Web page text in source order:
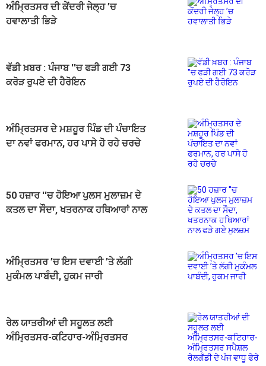
ਅੰਮ੍ਰਿਤਸਰ ਦੀ ਕੇਂਦਰੀ ਜੇਲ੍ਹ ’ਚ
ਹਵਾਲਾਤੀ ਭਿੜੇ
ਵੱਡੀ ਖ਼ਬਰ : ਪੰਜਾਬ ''ਚ ਫੜੀ ਗਈ 73
ਕਰੋੜ ਰੁਪਏ ਦੀ ਹੈਰੋਇਨ
ਅੰਮ੍ਰਿਤਸਰ ਦੇ ਮਸ਼ਹੂਰ ਪਿੰਡ ਦੀ ਪੰਚਾਇਤ
ਦਾ ਨਵਾਂ ਫਰਮਾਨ, ਹਰ ਪਾਸੇ ਹੋ ਰਹੇ ਚਰਚੇ
50 ਹਜ਼ਾਰ ''ਚ ਹੋਇਆ ਪੁਲਸ ਮੁਲਾਜ਼ਮ ਦੇ
ਕਤਲ ਦਾ ਸੌਦਾ, ਖਤਰਨਾਕ ਹਥਿਆਰਾਂ ਨਾਲ
ਅੰਮ੍ਰਿਤਸਰ ’ਚ ਇਸ ਦਵਾਈ ’ਤੇ ਲੱਗੀ
ਮੁਕੰਮਲ ਪਾਬੰਦੀ, ਹੁਕਮ ਜਾਰੀ
ਰੇਲ ਯਾਤਰੀਆਂ ਦੀ ਸਹੂਲਤ ਲਈ
ਅੰਮ੍ਰਿਤਸਰ-ਕਟਿਹਾਰ-ਅੰਮ੍ਰਿਤਸਰ